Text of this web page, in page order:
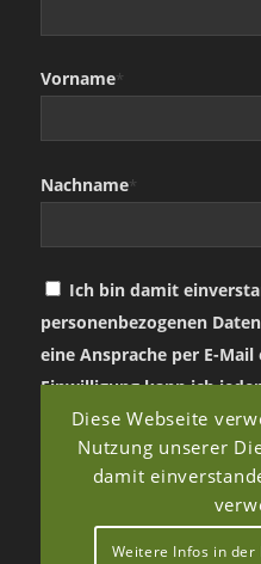
Vorname*
Nachname*
Ich bin damit
personenbezogenen
eine Ansprache per E-
Einwilligung kann ich
Zukunft in jeder
Diese Webseite
Nutzung unserer
damit
Weitere Infos in